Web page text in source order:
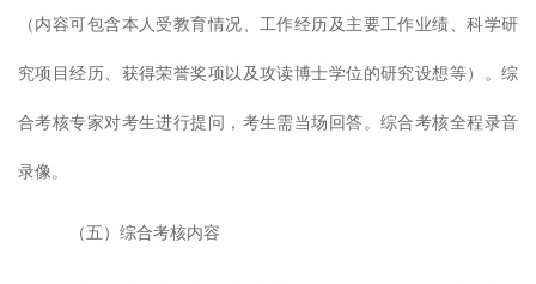
（内容可包含本人受教育情况、工作经历及主要工作业绩、科学研
究项目经历、获得荣誉奖项以及攻读博士学位的研究设想等）。综
合考核专家对考生进行提问，考生需当场回答。综合考核全程录音
录像。
（五）综合考核内容